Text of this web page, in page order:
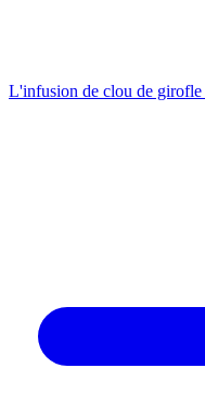
L'infusion de clou de girofle